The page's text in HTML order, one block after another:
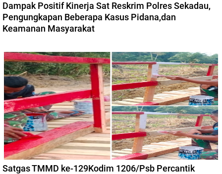
Dampak Positif Kinerja Sat Reskrim Polres Sekadau,
Pengungkapan Beberapa Kasus Pidana,dan
Keamanan Masyarakat
Satgas TMMD ke-129Kodim 1206/Psb Percantik